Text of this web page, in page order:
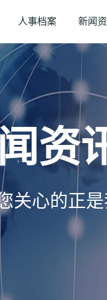
人事档案 新闻
资
关心的正